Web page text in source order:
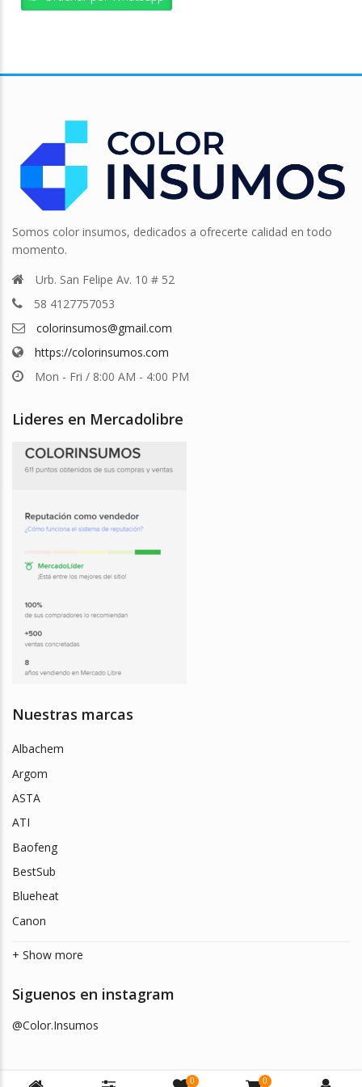
Somos color insumos, dedicados a ofrecerte calidad en todo
momento.
Urb. San Felipe Av. 10 # 52
58 4127757053
colorinsumos@gmail.com
https://colorinsumos.com
Mon - Fri / 8:00 AM - 4:00 PM
Lideres en Mercadolibre
Nuestras marcas
Albachem
Argom
ASTA
ATI
Baofeng
BestSub
Blueheat
Canon
+ Show more
Siguenos en instagram
@Color.Insumos
0 0